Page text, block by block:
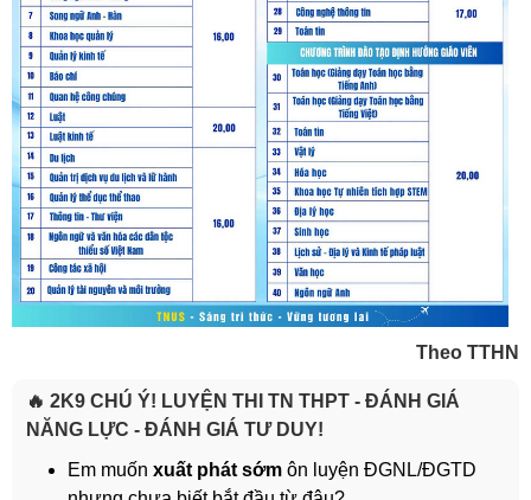
Theo TTHN
🔥 2K9 CHÚ Ý! LUYỆN THI TN THPT - ĐÁNH GIÁ
NĂNG LỰC - ĐÁNH GIÁ TƯ DUY!
Em muốn xuất phát sớm ôn luyện ĐGNL/ĐGTD